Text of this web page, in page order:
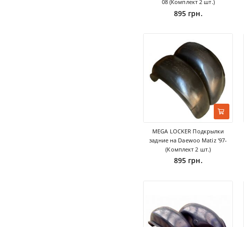
08 (Комплект 2 шт.)
895 грн.
MEGA LOCKER Подкрылки
задние на Daewoo Matiz '97-
(Комплект 2 шт.)
895 грн.